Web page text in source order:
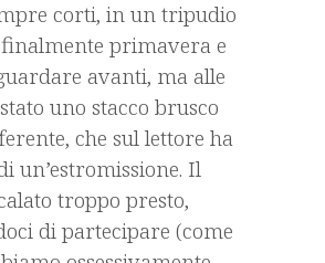
corti, in un tripudio
primavera e
avanti, ma alle
uno stacco brusco
che sul lettore ha
un’estromissione. Il
troppo presto,
di partecipare (come